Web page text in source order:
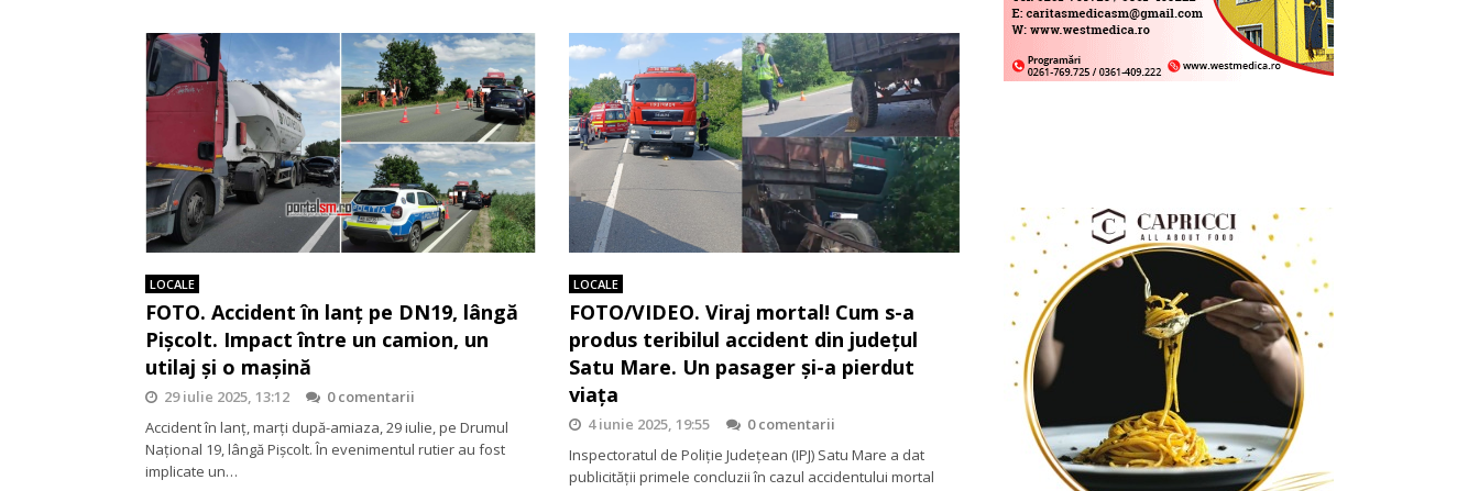
LOCALE
FOTO. Accident în lanț pe DN19, lângă
Pișcolt. Impact între un camion, un
utilaj și o mașină
29 iulie 2025, 13:12
0 comentarii
Accident în lanț, marți după-amiaza, 29 iulie, pe Drumul
Național 19, lângă Pișcolt. În evenimentul rutier au fost
implicate un…
LOCALE
FOTO/VIDEO. Viraj mortal! Cum s-a
produs teribilul accident din județul
Satu Mare. Un pasager și-a pierdut
viața
4 iunie 2025, 19:55
0 comentarii
Inspectoratul de Poliție Județean (IPJ) Satu Mare a dat
publicității primele concluzii în cazul accidentului mortal